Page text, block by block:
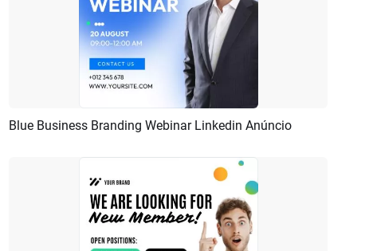
Pré-visualizar Criar IA
Blue Business Branding Webinar Linkedin Anúncio